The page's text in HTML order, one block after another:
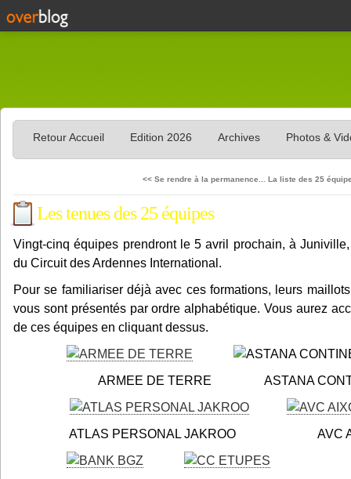
Retour Accueil Edition 2026 Archives Photos &
<< Se rendre à la permanence... La liste des 25
Les tenues des 25 équipes
Vingt-cinq équipes prendront le 5 avril prochain, à
du Circuit des Ardennes International.
Pour se familiariser déjà avec ces formations, leurs
vous sont présentés par ordre alphabétique. Vous aurez
de ces équipes en cliquant dessus.
ARMEE DE TERRE ASTANA
ATLAS PERSONAL JAKROO AVC